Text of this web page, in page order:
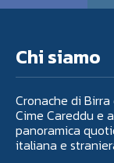
Chi siamo
Cronache di
Cime Careddu e
panoramica
italiana e